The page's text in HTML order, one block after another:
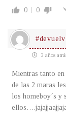
0 0
3 años
Mientras tanto
de las 2 maras
los homeboy´s y